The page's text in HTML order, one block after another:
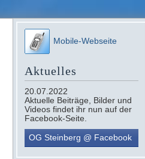
Mobile-Webseite
Aktuelles
20.07.2022
Aktuelle Beiträge, Bilder und
Videos findet ihr nun auf der
Facebook-Seite.
OG Steinberg @ Facebook